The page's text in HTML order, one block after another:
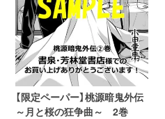
【限定ペーパー】桃源暗鬼外伝
～月と桜の狂争曲～ 2巻